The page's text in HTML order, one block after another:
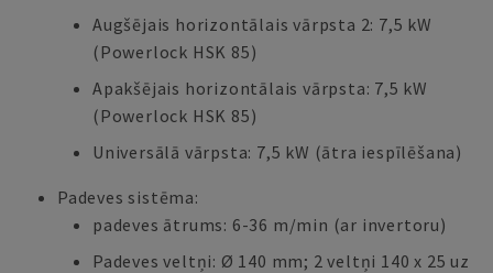
Augšējais horizontālais vārpsta 2: 7,5 kW
(Powerlock HSK 85)
Apakšējais horizontālais vārpsta: 7,5 kW
(Powerlock HSK 85)
Universālā vārpsta: 7,5 kW (ātra iespīlēšana)
Padeves sistēma:
padeves ātrums: 6-36 m/min (ar invertoru)
Padeves veltņi: Ø 140 mm; 2 veltņi 140 x 25 uz